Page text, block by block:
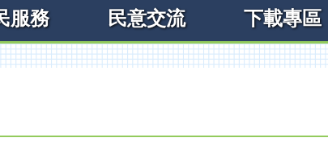
服務 民意交流 下載專區